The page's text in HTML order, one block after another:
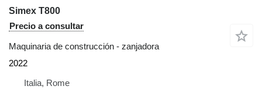
Simex T800
Precio a consultar
Maquinaria de construcción - zanjadora
2022
Italia, Rome